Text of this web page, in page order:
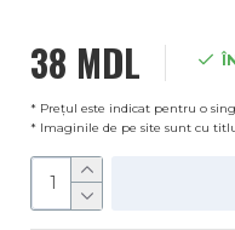
38 MDL
* Prețul este indicat pentru o
* Imaginile de pe site sunt cu